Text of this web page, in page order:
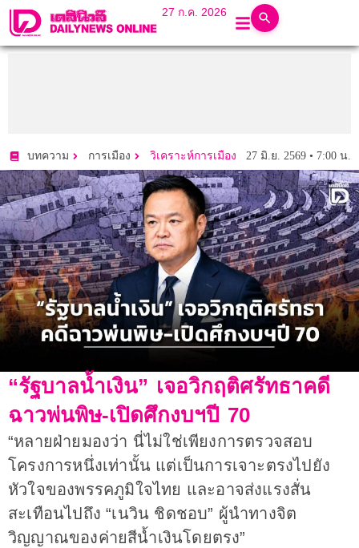
27 ก.ค. 2026
บทความ การเมือง วิเคราะห์การเมือง 27 มิ.ย. 2569 • 7:00 น.
“รัฐบาลน้ำเงิน” เจอวิกฤติศรัทธาคดี
ฉาวพ่นพิษ-เปิดศึกงบฯปี 70
“หลายฝ่ายมองว่า นี่ไม่ใช่เพียงการตรวจสอบ
โครงการหนึ่งเท่านั้น แต่เป็นการเจาะตรงไปยัง
หัวใจของพรรคภูมิใจไทย และอาจส่งแรงสั่น
สะเทือนไปถึง “เนวิน ชิดชอบ” ผู้นำทางจิต
วิญญาณของค่ายสีน้ำเงินโดยตรง”